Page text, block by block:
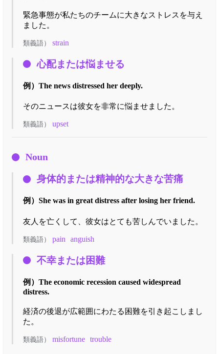
緊急事態が私たちのチームに大きなストレスを与え
ました。
類義語） strain
心配または悩ませる
例） The news distressed her deeply.
そのニュースは彼女を非常に悩ませました。
類義語） upset
Noun
身体的または精神的な大きな苦痛
例） She was in great distress after losing her friend.
友人を亡くして、彼女はとても苦しんでいました。
類義語） pain anguish
不幸または困難
例） The economic recession caused widespread
distress.
経済の後退が広範囲にわたる困難を引き起こしまし
た。
類義語） misfortune trouble